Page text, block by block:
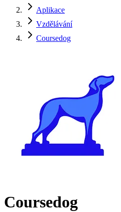
Aplikace
Vzdělávání
Coursedog
Coursedog